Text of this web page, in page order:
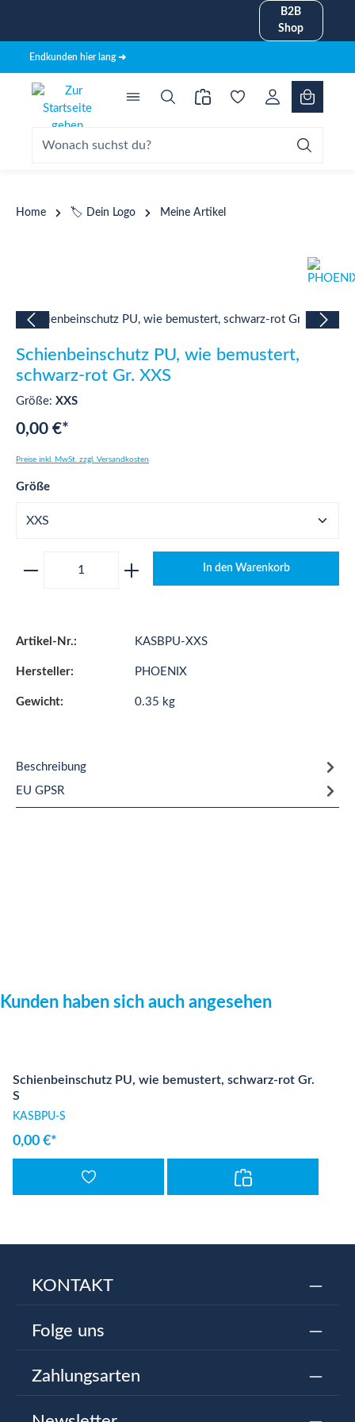
B2B
Shop
Endkunden hier lang ➜
Home 🏷️ Dein Logo Meine Artikel
Bildergalerie überspringen
Schienbeinschutz PU, wie bemustert,
schwarz-rot Gr. XXS
Größe: XXS
0,00 €*
Preise inkl. MwSt. zzgl. Versandkosten
Größeauswählen
Produkt Anzahl: Gib den gewünschten
In den Warenkorb
Artikel-Nr.: KASBPU-XXS
Hersteller: PHOENIX
Gewicht: 0.35 kg
Beschreibung
EU GPSR
Produktgalerie überspringen
Kunden haben sich auch angesehen
Schienbeinschutz PU, wie bemustert, schwarz-rot Gr.
S
KASBPU-S
0,00 €*
KONTAKT
Folge uns
Zahlungsarten